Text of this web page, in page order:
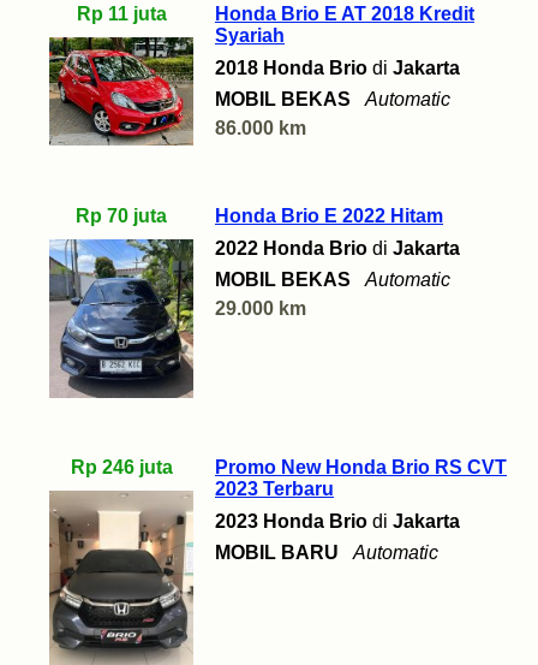
Rp 11 juta
Honda Brio E AT 2018 Kredit
Syariah
2018 Honda Brio di Jakarta
MOBIL BEKAS
Automatic
86.000 km
Rp 70 juta
Honda Brio E 2022 Hitam
2022 Honda Brio di Jakarta
MOBIL BEKAS
Automatic
29.000 km
Rp 246 juta
Promo New Honda Brio RS CVT
2023 Terbaru
2023 Honda Brio di Jakarta
MOBIL BARU
Automatic